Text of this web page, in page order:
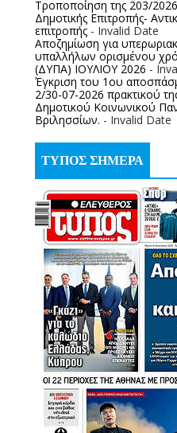
Τροποποίηση της 203/
Δημοτικής Επιτροπής-
επιτροπής - Invalid Date
Αποζημίωση για
υπαλλήλων ορισμένου
(ΔΥΠΑ) ΙΟΥΛΙΟΥ 2026 -
Έγκριση του 1ου
2/30-07-2026 πρακτικού
Δημοτικού Κοινωνικού
Βριλησσίων. - Invalid Date
ΤΥΠΟΣ ΣΗΜΕΡΑ